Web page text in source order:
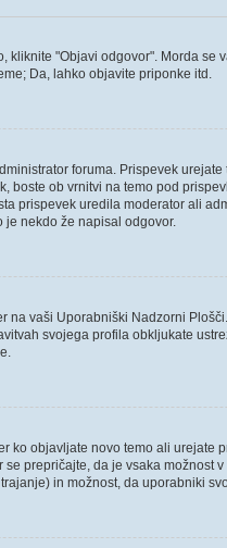
"Objavi odgovor". Morda
Da, lahko objavite priponke itd.
foruma. Prispevek
ob vrnitvi na temo pod
prispevek uredila moderator ali
nekdo že napisal odgovor.
vaši Uporabniški Nadzorni
svojega profila obkljukate
ko objavljate novo temo ali
prepričajte, da je vsaka
in možnost, da uporabniki